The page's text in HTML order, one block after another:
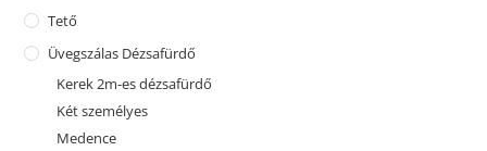
Tető
Üvegszálas Dézsafürdő
Kerek 2m-es dézsafürdő
Két személyes
Medence